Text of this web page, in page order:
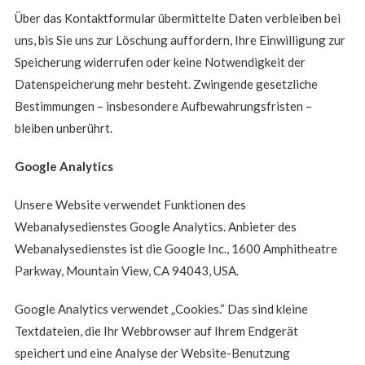
Über das Kontaktformular übermittelte Daten verbleiben bei
uns, bis Sie uns zur Löschung auffordern, Ihre Einwilligung zur
Speicherung widerrufen oder keine Notwendigkeit der
Datenspeicherung mehr besteht. Zwingende gesetzliche
Bestimmungen – insbesondere Aufbewahrungsfristen –
bleiben unberührt.
Google Analytics
Unsere Website verwendet Funktionen des
Webanalysedienstes Google Analytics. Anbieter des
Webanalysedienstes ist die Google Inc., 1600 Amphitheatre
Parkway, Mountain View, CA 94043, USA.
Google Analytics verwendet „Cookies.“ Das sind kleine
Textdateien, die Ihr Webbrowser auf Ihrem Endgerät
speichert und eine Analyse der Website-Benutzung